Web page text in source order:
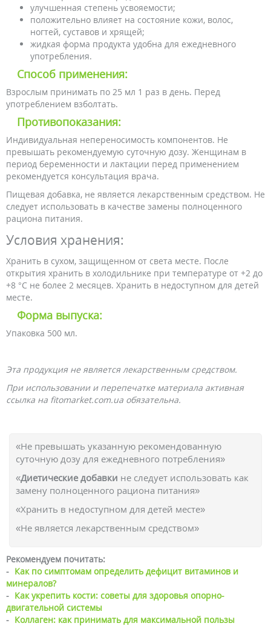
улучшенная степень усвояемости;
положительно влияет на состояние кожи, волос,
ногтей, суставов и хрящей;
жидкая форма продукта удобна для ежедневного
употребления.
Способ применения:
Взрослым принимать по 25 мл 1 раз в день. Перед
употреблением взболтать.
Противопоказания:
Индивидуальная непереносимость компонентов. Не
превышать рекомендуемую суточную дозу. Женщинам в
период беременности и лактации перед применением
рекомендуется консультация врача.
Пищевая добавка, не является лекарственным средством. Не
следует использовать в качестве замены полноценного
рациона питания.
Условия хранения:
Хранить в сухом, защищенном от света месте. После
открытия хранить в холодильнике при температуре от +2 до
+8 °C не более 2 месяцев. Хранить в недоступном для детей
месте.
Форма выпуска:
Упаковка 500 мл.
Эта продукция не является лекарственным средством.
При использовании и перепечатке материала активная
ссылка на fitomarket.com.ua обязательна.
«Не превышать указанную рекомендованную
суточную дозу для ежедневного потребления»
«Диетические добавки не следует использовать как
замену полноценного рациона питания»
«Хранить в недоступном для детей месте»
«Не является лекарственным средством»
Рекомендуем почитать:
- Как по симптомам определить дефицит витаминов и
минералов?
- Как укрепить кости: советы для здоровья опорно-
двигательной системы
- Коллаген: как принимать для максимальной пользы